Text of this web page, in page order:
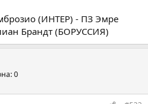
(ИНТЕР) - ПЗ Эмре
Брандт (БОРУССИЯ)
0